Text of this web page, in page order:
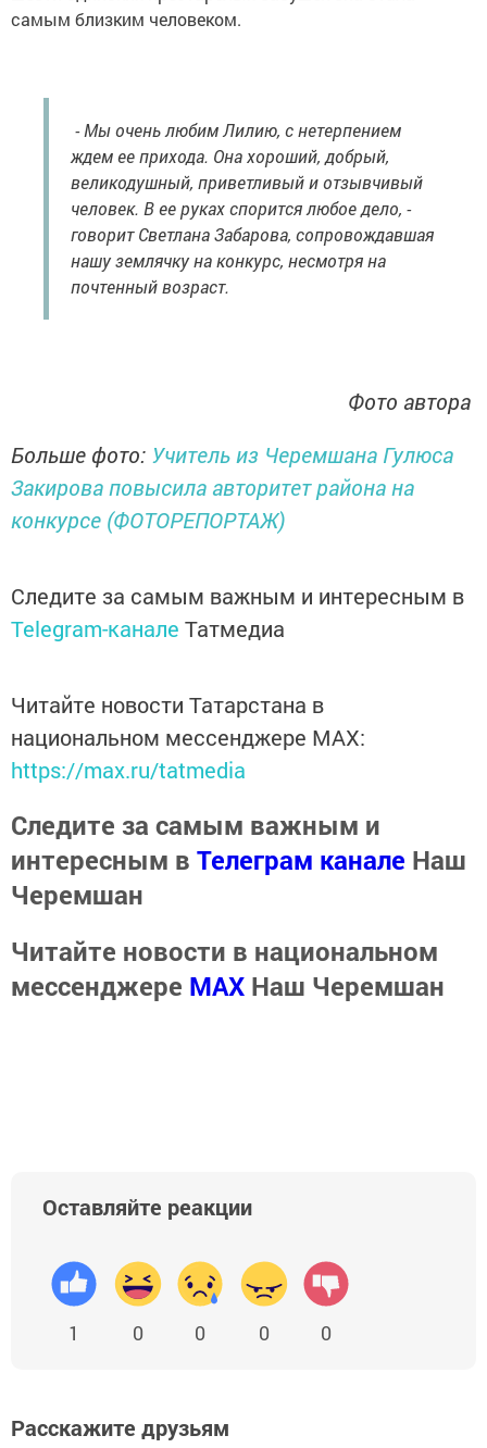
самым близким человеком.
- Мы очень любим Лилию, с нетерпением
ждем ее прихода. Она хороший, добрый,
великодушный, приветливый и отзывчивый
человек. В ее руках спорится любое дело, -
говорит Светлана Забарова, сопровождавшая
нашу землячку на конкурс, несмотря на
почтенный возраст.
Фото автора
Больше фото: Учитель из Черемшана Гулюса
Закирова повысила авторитет района на
конкурсе (ФОТОРЕПОРТАЖ)
Следите за самым важным и интересным в
Telegram-канале Татмедиа
Читайте новости Татарстана в
национальном мессенджере MАХ:
https://max.ru/tatmedia
Следите за самым важным и
интересным в Телеграм канале Наш
Черемшан
Читайте новости в национальном
мессенджере MАХ Наш Черемшан
Оставляйте реакции
1 0 0 0 0
Расскажите друзьям